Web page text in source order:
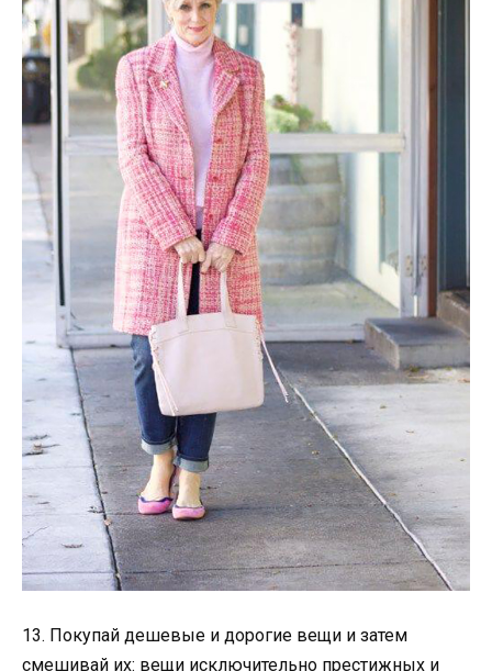
13. Покупай дешевые и дорогие вещи и затем
смешивай их: вещи исключительно престижных и